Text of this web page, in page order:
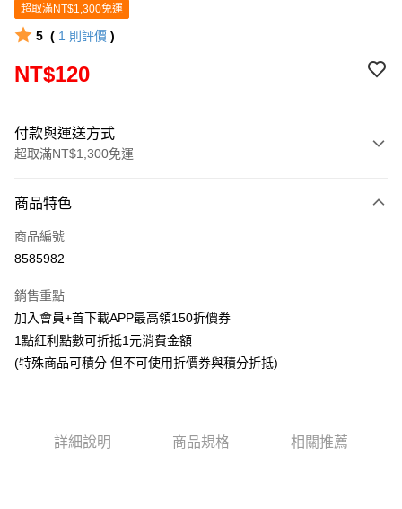
超取滿NT$1,300免運
5 ( 1 則評價 )
NT$120
付款與運送方式
超取滿NT$1,300免運
信用卡一次付款
超商取貨付款
Apple Pay
悠遊付
貨到付款
商品特色
商品編號
8585982
銷售重點
加入會員+首下載APP最高領150折價券
1點紅利點數可折抵1元消費金額
(特殊商品可積分 但不可使用折價券與積分折抵)
詳細說明 商品規格 相關推薦